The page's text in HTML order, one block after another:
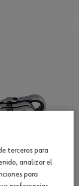
terceros para
analizar el
para